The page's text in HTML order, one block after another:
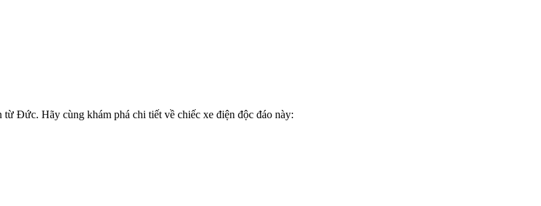
Đức. Hãy cùng khám phá chi tiết về chiếc xe điện độc đáo này: